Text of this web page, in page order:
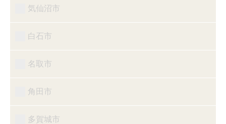
気仙沼市
白石市
名取市
角田市
多賀城市